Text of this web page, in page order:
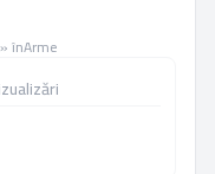
» înArme